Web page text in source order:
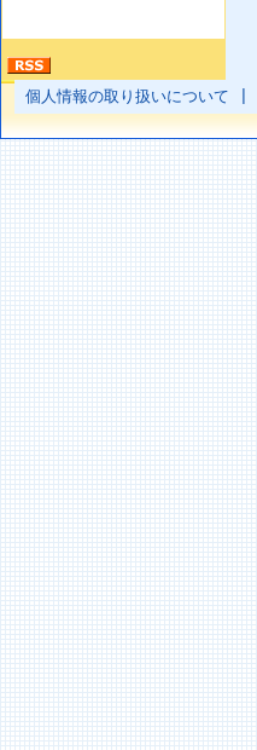
個人情報の取り扱いについて